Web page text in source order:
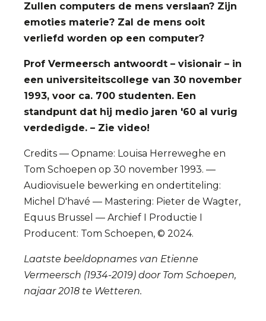
Zullen computers de mens verslaan? Zijn
emoties materie? Zal de mens ooit
verliefd worden op een computer?
Prof Vermeersch antwoordt – visionair – in
een universiteitscollege van 30 november
1993, voor ca. 700 studenten. Een
standpunt dat hij medio jaren '60 al vurig
verdedigde. – Zie video!
Credits — Opname: Louisa Herreweghe en
Tom Schoepen op 30 november 1993. —
Audiovisuele bewerking en ondertiteling:
Michel D'havé — Mastering: Pieter de Wagter,
Equus Brussel — Archief I Productie I
Producent: Tom Schoepen, © 2024.
Laatste beeldopnames van Etienne
Vermeersch (1934-2019) door Tom Schoepen,
najaar 2018 te Wetteren.